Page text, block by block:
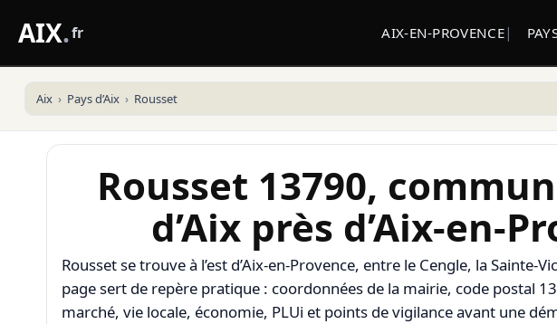
AIX.fr AIX-EN-PROVENCE
Aix Pays d’Aix Rousset
Rousset 13790,
d’Aix près d’Aix-en-
Rousset se trouve à l’est d’Aix-en-Provence, entre le Cengle, la Sainte-
page sert de repère pratique : coordonnées de la mairie, code postal
marché, vie locale, économie, PLUi et points de vigilance avant une